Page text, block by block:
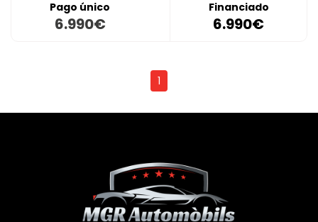
Pago único
6.990€
Financiado
6.990€
1